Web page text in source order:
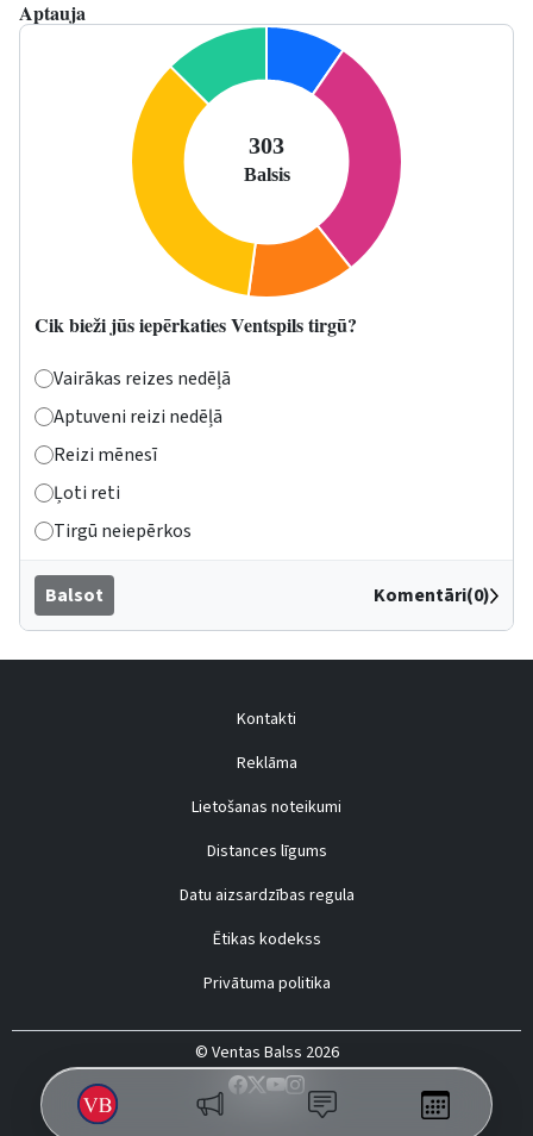
Aptauja
Cik bieži jūs iepērkaties Ventspils tirgū?
Vairākas reizes nedēļā
Aptuveni reizi nedēļā
Reizi mēnesī
Ļoti reti
Tirgū neiepērkos
Balsot Komentāri(0)
Kontakti
Reklāma
Lietošanas noteikumi
Distances līgums
Datu aizsardzības regula
Ētikas kodekss
Privātuma politika
© Ventas Balss 2026